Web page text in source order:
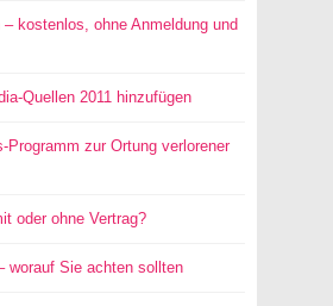
– kostenlos, ohne Anmeldung und
Quellen 2011 hinzufügen
Programm zur Ortung verlorener
oder ohne Vertrag?
worauf Sie achten sollten